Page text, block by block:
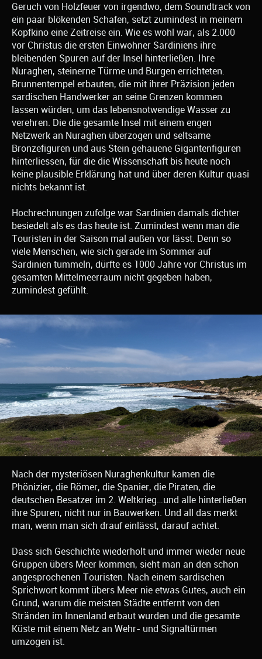
Geruch von Holzfeuer von irgendwo, dem Soundtrack von
ein paar blökenden Schafen, setzt zumindest in meinem
Kopfkino eine Zeitreise ein. Wie es wohl war, als 2.000
vor Christus die ersten Einwohner Sardiniens ihre
bleibenden Spuren auf der Insel hinterließen. Ihre
Nuraghen, steinerne Türme und Burgen errichteten.
Brunnentempel erbauten, die mit ihrer Präzision jeden
sardischen Handwerker an seine Grenzen kommen
lassen würden, um das lebensnotwendige Wasser zu
verehren. Die die gesamte Insel mit einem engen
Netzwerk an Nuraghen überzogen und seltsame
Bronzefiguren und aus Stein gehauene Gigantenfiguren
hinterliessen, für die die Wissenschaft bis heute noch
keine plausible Erklärung hat und über deren Kultur quasi
nichts bekannt ist.
Hochrechnungen zufolge war Sardinien damals dichter
besiedelt als es das heute ist. Zumindest wenn man die
Touristen in der Saison mal außen vor lässt. Denn so
viele Menschen, wie sich gerade im Sommer auf
Sardinien tummeln, dürfte es 1000 Jahre vor Christus im
gesamten Mittelmeerraum nicht gegeben haben,
zumindest gefühlt.
Nach der mysteriösen Nuraghenkultur kamen die
Phönizier, die Römer, die Spanier, die Piraten, die
deutschen Besatzer im 2. Weltkrieg…und alle hinterließen
ihre Spuren, nicht nur in Bauwerken. Und all das merkt
man, wenn man sich drauf einlässt, darauf achtet.
Dass sich Geschichte wiederholt und immer wieder neue
Gruppen übers Meer kommen, sieht man an den schon
angesprochenen Touristen. Nach einem sardischen
Sprichwort kommt übers Meer nie etwas Gutes, auch ein
Grund, warum die meisten Städte entfernt von den
Stränden im Innenland erbaut wurden und die gesamte
Küste mit einem Netz an Wehr- und Signaltürmen
umzogen ist.